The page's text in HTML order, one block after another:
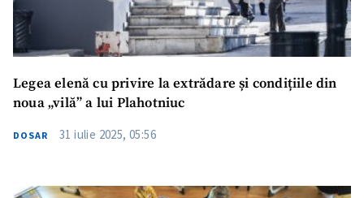
Legea elenă cu privire la extrădare și condițiile din
noua „vilă” a lui Plahotniuc
DOSAR 31 iulie 2025, 05:56